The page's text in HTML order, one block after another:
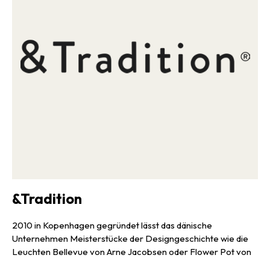
&Tradition
2010 in Kopenhagen gegründet lässt das dänische
Unternehmen Meisterstücke der Designgeschichte wie die
Leuchten Bellevue von Arne Jacobsen oder Flower Pot von